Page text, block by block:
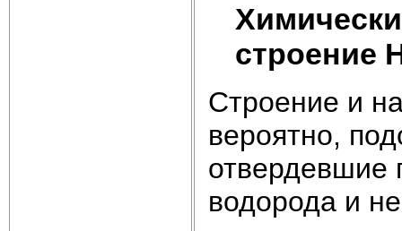
строение
Строение и
вероятно,
отвердевшие
водорода и